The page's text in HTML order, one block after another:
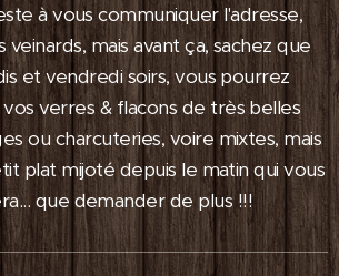
à vous communiquer l'adresse,
mais avant ça, sachez que
et vendredi soirs, vous pourrez
verres & flacons de très belles
ou charcuteries, voire mixtes, mais
plat mijoté depuis le matin qui vous
que demander de plus !!!